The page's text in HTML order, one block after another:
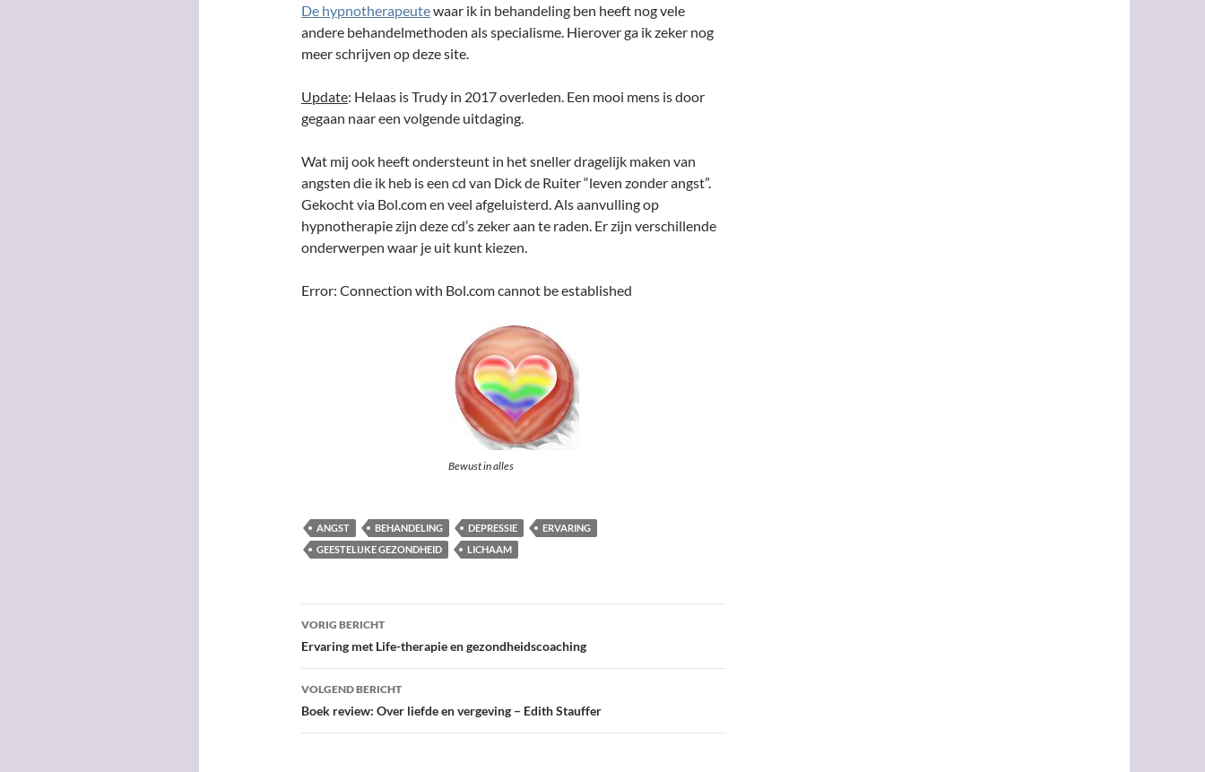
De hypnotherapeutewaar ik in behandeling ben heeft nog vele
andere behandelmethoden als specialisme. Hierover ga ik zeker nog
meer schrijven op deze site.
Update: Helaas is Trudy in 2017 overleden. Een mooi mens is door
gegaan naar een volgende uitdaging.
Wat mij ook heeft ondersteunt in het sneller dragelijk maken van
angsten die ik heb is een cd van Dick de Ruiter “leven zonder angst”.
Gekocht via Bol.com en veel afgeluisterd. Als aanvulling op
hypnotherapie zijn deze cd’s zeker aan te raden. Er zijn verschillende
onderwerpen waar je uit kunt kiezen.
Error: Connection with Bol.com cannot be established
Bewust in alles
ANGST BEHANDELING DEPRESSIE
ERVARING
GEESTELIJKE GEZONDHEID
LICHAAM
Bericht
navigatie
VORIG BERICHT
Ervaring met Life-therapie en gezondheidscoaching
VOLGEND BERICHT
Boek review: Over liefde en vergeving – Edith Stauffer